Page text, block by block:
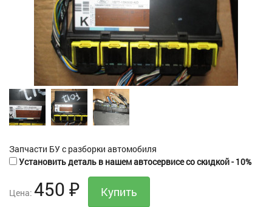
Запчасти БУ с разборки автомобиля
Установить деталь в нашем автосервисе со скидкой - 10%
Цена: 450 ₽